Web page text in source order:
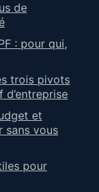
de
: pour qui,
trois pivots
et
sans vous
pour